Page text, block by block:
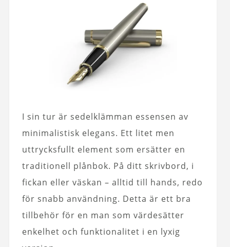
I sin tur är sedelklämman essensen av
minimalistisk elegans. Ett litet men
uttrycksfullt element som ersätter en
traditionell plånbok. På ditt skrivbord, i
fickan eller väskan – alltid till hands, redo
för snabb användning. Detta är ett bra
tillbehör för en man som värdesätter
enkelhet och funktionalitet i en lyxig